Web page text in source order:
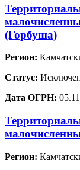
(Горбуша)
Регион:
Статус:
Дата ОГРН:
Регион: